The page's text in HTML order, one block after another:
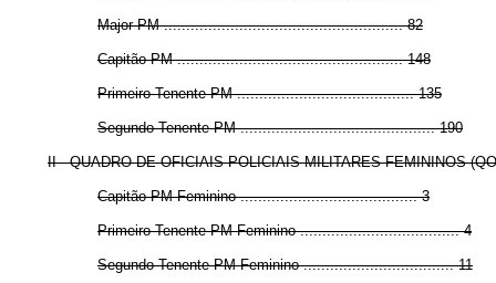
Major PM ...................................................... 82
Capitão PM ................................................... 148
Primeiro-Tenente PM ........................................ 135
Segundo-Tenente PM ............................................ 190
II - QUADRO DE OFICIAIS POLICIAIS MILITARES FEMININOS
Capitão PM Feminino ........................................ 3
Primeiro-Tenente PM Feminino .................................... 4
Segundo-Tenente PM Feminino .................................. 11